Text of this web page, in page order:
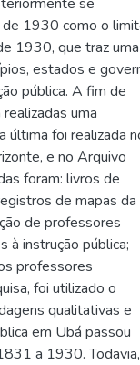
de 1930 como o
1930, que traz uma
estados e
pública. A fim de
uma
última foi realizada
e no Arquivo
foram: livros de
de mapas da
de professores
à instrução pública;
professores
foi utilizado o
qualitativas e
em Ubá passou
a 1930. Todavia,